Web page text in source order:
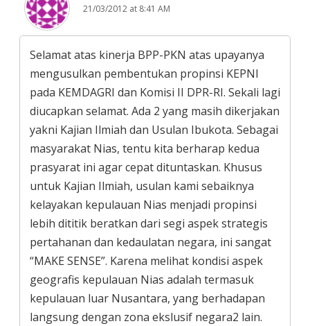
21/03/2012 at 8:41 AM
Selamat atas kinerja BPP-PKN atas upayanya
mengusulkan pembentukan propinsi KEPNI
pada KEMDAGRI dan Komisi II DPR-RI. Sekali lagi
diucapkan selamat. Ada 2 yang masih dikerjakan
yakni Kajian Ilmiah dan Usulan Ibukota. Sebagai
masyarakat Nias, tentu kita berharap kedua
prasyarat ini agar cepat dituntaskan. Khusus
untuk Kajian Ilmiah, usulan kami sebaiknya
kelayakan kepulauan Nias menjadi propinsi
lebih dititik beratkan dari segi aspek strategis
pertahanan dan kedaulatan negara, ini sangat
“MAKE SENSE”. Karena melihat kondisi aspek
geografis kepulauan Nias adalah termasuk
kepulauan luar Nusantara, yang berhadapan
langsung dengan zona ekslusif negara2 lain.